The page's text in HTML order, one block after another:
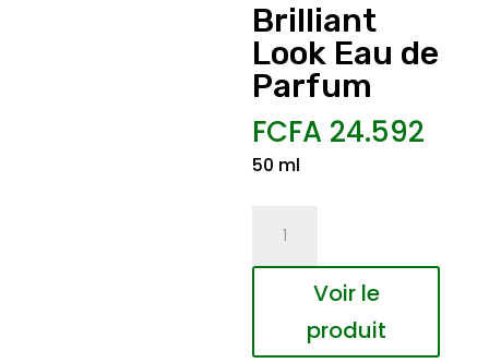
Brilliant
Look Eau de
Parfum
FCFA 24.592
50 ml
Voir le
produit